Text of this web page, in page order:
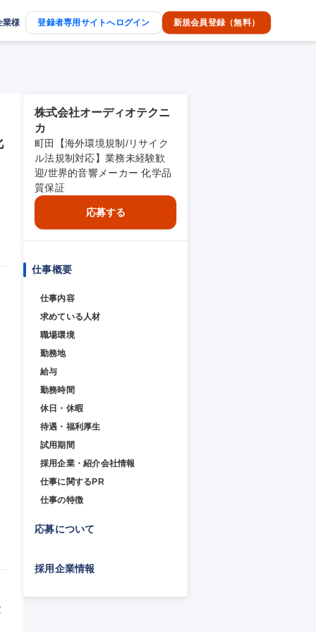
業様 登録者専用サイトへログイン 新規会員登録（無料）
株式会社オーディオテクニ
カ
町田【海外環境規制/リサイク
ル法規制対応】業務未経験歓
迎/世界的音響メーカー 化学品
質保証
応募する
仕事概要
仕事内容
求めている人材
職場環境
勤務地
給与
勤務時間
休日・休暇
待遇・福利厚生
試用期間
採用企業・紹介会社情報
仕事に関するPR
仕事の特徴
応募について
採用企業情報